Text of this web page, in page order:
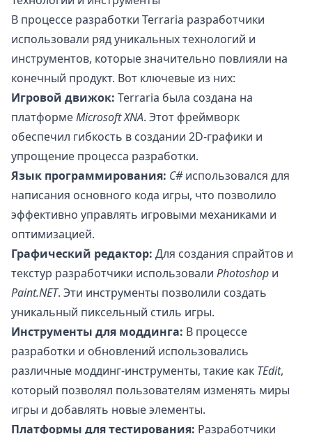
В процессе разработки Terraria разработчики
использовали ряд уникальных технологий и
инструментов, которые значительно повлияли на
конечный продукт. Вот ключевые из них:
Игровой движок: Terraria была создана на
платформеMicrosoft XNA. Этот фреймворк
обеспечил гибкость в создании 2D-графики и
упрощение процесса разработки.
Язык программирования: C#использовался для
написания основного кода игры, что позволило
эффективно управлять игровыми механиками и
оптимизацией.
Графический редактор: Для создания спрайтов и
текстур разработчики использовали Photoshop и
Paint.NET. Эти инструменты позволили создать
уникальный пиксельный стиль игры.
Инструменты для моддинга: В процессе
разработки и обновлений использовались
различные моддинг-инструменты, такие как TEdit,
который позволял пользователям изменять миры
игры и добавлять новые элементы.
Платформы для тестирования: Разработчики